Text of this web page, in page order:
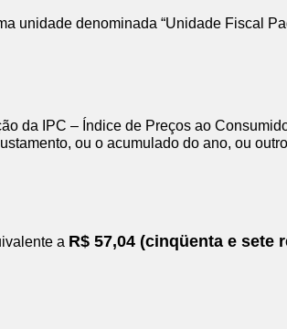
unidade denominada “Unidade Fiscal
da IPC – Índice de Preços ao
ou o acumulado do ano, ou
a R$ 57,04 (cinqüenta e sete